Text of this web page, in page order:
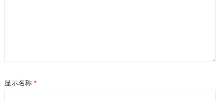
显示名称 *